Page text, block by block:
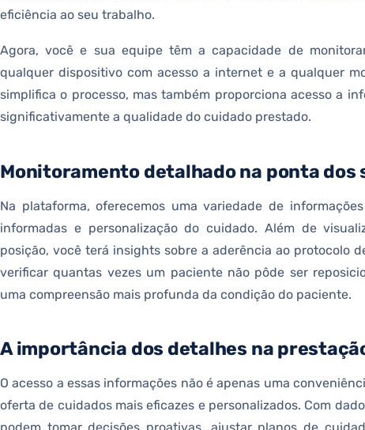
eficiência ao seu trabalho.
Agora, você e sua equipe têm a capacidade de
qualquer dispositivo com acesso a internet e a qualquer
simplifica o processo, mas também proporciona acesso a
significativamente a qualidade do cuidado prestado.
Monitoramento detalhado na ponta dos
Na plataforma, oferecemos uma variedade de
informadas e personalização do cuidado. Além de
posição, você terá insights sobre a aderência ao protocolo
verificar quantas vezes um paciente não pôde ser
uma compreensão mais profunda da condição do paciente.
A importância dos detalhes na
O acesso a essas informações não é apenas uma
oferta de cuidados mais eficazes e personalizados. Com